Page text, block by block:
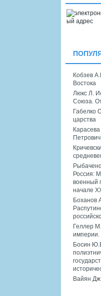
Кобзев
Востока
Люкс Л.
Союза.
Габелко
царства
Россия:
военный
начале
Боханов
Геллер
империи.
Босин
Вайян